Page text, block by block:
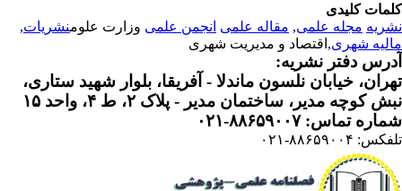
کلیدی
مجله علمی, مقاله علمی انجمن علمیوزارت علومنشریات,
شهری ,اقتصاد و مدیریت شهری
دفتر نشریه:
خیابان نلسون ماندلا - آفریقا، بلوار شهید ستاری،
کوچه مدیر، ساختمان مدیر - پلاک ۲، ط ۴، واحد ۱۵
تماس: ۸۸۶۵۹۰۰۷-۰۲۱
۸۸۶۵۹۰۰۴-۰۲۱